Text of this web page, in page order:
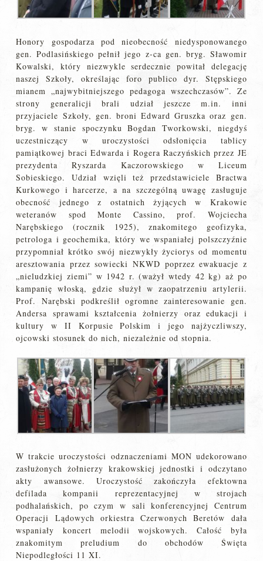
Honory gospodarza pod nieobecność niedysponowanego
gen. Podlasińskiego pełnił jego z-ca gen. bryg. Sławomir
Kowalski, który niezwykle serdecznie powitał delegację
naszej Szkoły, określając foro publico dyr. Stępskiego
mianem „najwybitniejszego pedagoga wszechczasów”. Ze
strony generalicji brali udział jeszcze m.in. inni
przyjaciele Szkoły, gen. broni Edward Gruszka oraz gen.
bryg. w stanie spoczynku Bogdan Tworkowski, niegdyś
uczestniczący w uroczystości odsłonięcia tablicy
pamiątkowej braci Edwarda i Rogera Raczyńskich przez JE
prezydenta Ryszarda Kaczorowskiego w Liceum
Sobieskiego. Udział wzięli też przedstawiciele Bractwa
Kurkowego i harcerze, a na szczególną uwagę zasługuje
obecność jednego z ostatnich żyjących w Krakowie
weteranów spod Monte Cassino, prof. Wojciecha
Narębskiego (rocznik 1925), znakomitego geofizyka,
petrologa i geochemika, który we wspaniałej polszczyźnie
przypomniał krótko swój niezwykły życiorys od momentu
aresztowania przez sowiecki NKWD poprzez ewakuacje z
„nieludzkiej ziemi” w 1942 r. (ważył wtedy 42 kg) aż po
kampanię włoską, gdzie służył w zaopatrzeniu artylerii.
Prof. Narębski podkreślił ogromne zainteresowanie gen.
Andersa sprawami kształcenia żołnierzy oraz edukacji i
kultury w II Korpusie Polskim i jego najżyczliwszy,
ojcowski stosunek do nich, niezależnie od stopnia.
W trakcie uroczystości odznaczeniami MON udekorowano
zasłużonych żołnierzy krakowskiej jednostki i odczytano
akty awansowe. Uroczystość zakończyła efektowna
defilada kompanii reprezentacyjnej w strojach
podhalańskich, po czym w sali konferencyjnej Centrum
Operacji Lądowych orkiestra Czerwonych Beretów dała
wspaniały koncert melodii wojskowych. Całość była
znakomitym preludium do obchodów Święta
Niepodległości 11 XI.